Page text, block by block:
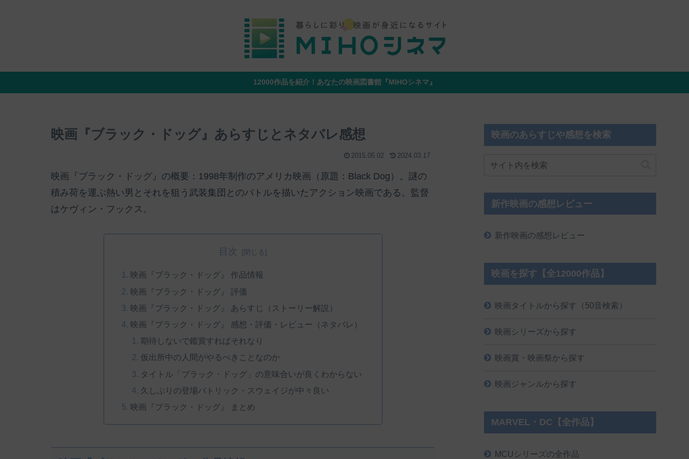
12000作品を紹介！あなたの映画図書館『MIHOシネマ』
映画『ブラック・ドッグ』あらすじとネタバレ感想
2015.05.02 2024.03.17
映画『ブラック・ドッグ』の概要：1998年制作のアメリカ映画（原題：Black Dog）。謎の
積み荷を運ぶ熱い男とそれを狙う武装集団とのバトルを描いたアクション映画である。監督
はケヴィン・フックス。
目次
映画『ブラック・ドッグ』 作品情報
映画『ブラック・ドッグ』 評価
映画『ブラック・ドッグ』 あらすじ（ストーリー解説）
映画『ブラック・ドッグ』 感想・評価・レビュー（ネタバレ）
期待しないで鑑賞すればそれなり
仮出所中の人間がやるべきことなのか
タイトル「ブラック・ドッグ」の意味合いが良くわからない
久しぶりの登場パトリック・スウェイジが中々良い
映画『ブラック・ドッグ』 まとめ
映画のあらすじや感想を検索
新作映画の感想レビュー
新作映画の感想レビュー
映画を探す【全12000作品】
映画タイトルから探す（50音検索）
映画シリーズから探す
映画賞・映画祭から探す
映画ジャンルから探す
MARVEL・DC【全作品】
MCUシリーズの全作品